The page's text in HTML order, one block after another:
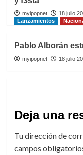
myipopnet 18 julio
Lanzamientos
Pablo Alborán
myipopnet 18 julio
Deja una
Tu dirección de
campos